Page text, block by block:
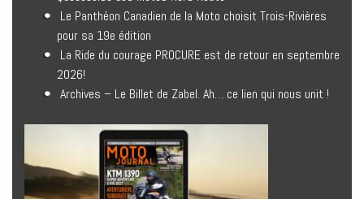
Le Panthéon Canadien de la Moto choisit Trois-Rivières
pour sa 19e édition
La Ride du courage PROCURE est de retour en septembre
2026!
Archives – Le Billet de Zabel. Ah… ce lien qui nous unit !